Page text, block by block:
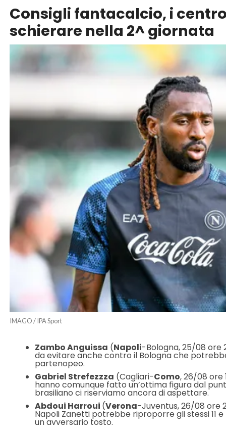
Consigli fantacalcio, i
schierare nella 2^ giornata
IMAGO / IPA Sport
Zambo Anguissa (Napoli-Bologna, 25/08 ore
da evitare anche contro il Bologna che
partenopeo.
Gabriel Strefezzza (Cagliari-Como, 26/08 ore
hanno comunque fatto un’ottima figura dal
brasiliano ci riserviamo ancora di aspettare.
Abdoui Harroui (Verona-Juventus, 26/08 ore
Napoli Zanetti potrebbe riproporre gli stessi 11
un avversario tosto.